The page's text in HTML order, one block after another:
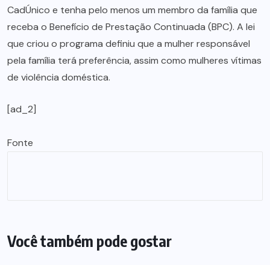
CadÚnico e tenha pelo menos um membro da família que
receba o Benefício de Prestação Continuada (BPC). A lei
que criou o programa definiu que a mulher responsável
pela família terá preferência, assim como mulheres vítimas
de violência doméstica.
[ad_2]
Fonte
Você também pode gostar